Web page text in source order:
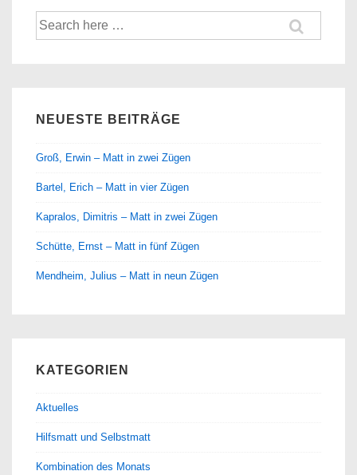
Suche
nach:
NEUESTE BEITRÄGE
Groß, Erwin – Matt in zwei Zügen
Bartel, Erich – Matt in vier Zügen
Kapralos, Dimitris – Matt in zwei Zügen
Schütte, Ernst – Matt in fünf Zügen
Mendheim, Julius – Matt in neun Zügen
KATEGORIEN
Aktuelles
Hilfsmatt und Selbstmatt
Kombination des Monats